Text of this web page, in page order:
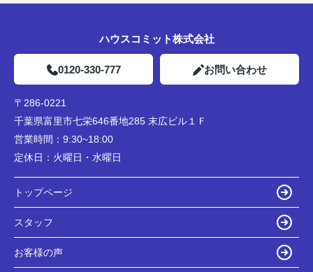
ハウスコミット株式会社
0120-330-777 お問い合わせ
〒286-0221
千葉県富里市七栄646番地285 末広ビル１Ｆ
営業時間： 9:30~18:00
定休日： 火曜日・水曜日
トップページ
スタッフ
お客様の声